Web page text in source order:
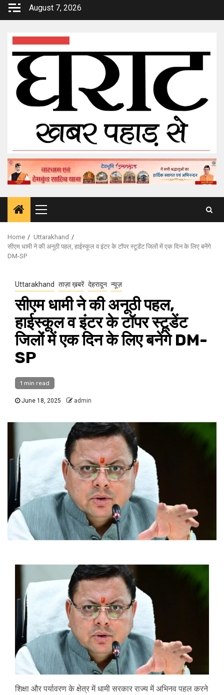
Skip
August 7, 2026
Primary
Menu
Home
Uttarakhand
सीएम धामी ने की अनूठी पहल, हाईस्कूल व इंटर के टॉपर स्टूडेंट जिलों में एक दिन के लिए बनेंगे
DM-SP
Uttarakhand ताज़ा ख़बरें देहरादून न्यूज़
सीएम धामी ने की अनूठी पहल,
हाईस्कूल व इंटर के टॉपर स्टूडेंट
जिलों में एक दिन के लिए बनेंगे DM-
SP
1 min read
June 18, 2025 admin
शिक्षा और पर्यावरण के क्षेत्र में धामी सरकार राज्य में अभिनव पहल करने